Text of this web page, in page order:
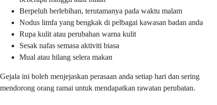
Berpeluh berlebihan, terutamanya pada waktu malam
Nodus limfa yang bengkak di pelbagai kawasan badan anda
Rupa kulit atau perubahan warna kulit
Sesak nafas semasa aktiviti biasa
Mual atau hilang selera makan
Gejala ini boleh menjejaskan perasaan anda setiap hari dan sering
mendorong orang ramai untuk mendapatkan rawatan perubatan.